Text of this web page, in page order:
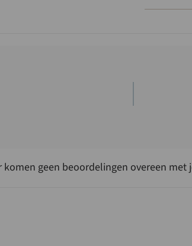
komen geen beoordelingen overeen met